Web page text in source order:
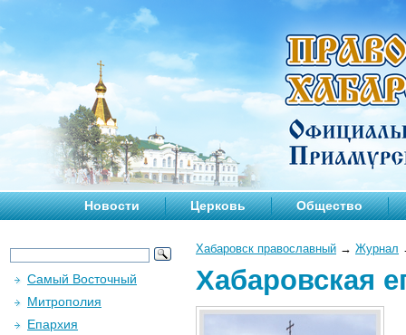
Новости Церковь Общество
Хабаровск православный → Журнал
Хабаровская
Самый Восточный
Митрополия
Епархия